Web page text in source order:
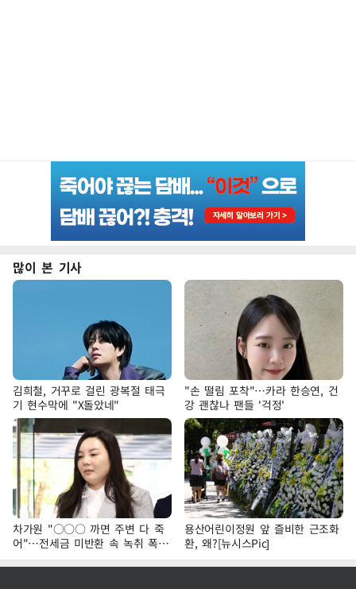
많이 본 기사
김희철, 거꾸로 걸린 광복절 태극
기 현수막에 "X돌았네"
"손 떨림 포착"…카라 한승연, 건
강 괜찮나 팬들 '걱정'
차가원 "○○○ 까면 주변 다 죽
어"…전세금 미반환 속 녹취 폭로
파장
용산어린이정원 앞 즐비한 근조화
환, 왜?[뉴시스Pic]